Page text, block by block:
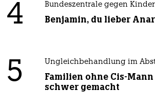
4 Bundeszentrale gegen
Benjamin, du lieber
5 Ungleichbehandlung im
Familien ohne Cis-
schwer gemacht